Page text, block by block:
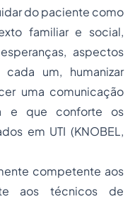
do paciente como
familiar e social,
aspectos
um, humanizar
uma comunicação
e que conforte os
em UTI (KNOBEL,
competente aos
aos técnicos de